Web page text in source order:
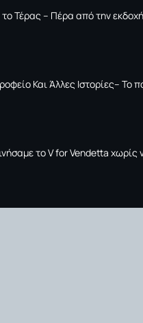
Τέρας – Πέρα από την
Και Άλλες Ιστορίες– Το
το V for Vendetta χωρίς